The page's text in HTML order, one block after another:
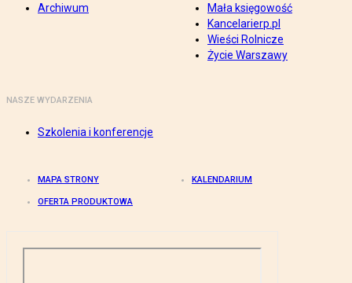
Archiwum
Mała księgowość
Kancelarierp.pl
Wieści Rolnicze
Życie Warszawy
NASZE WYDARZENIA
Szkolenia i konferencje
MAPA STRONY KALENDARIUM
OFERTA PRODUKTOWA